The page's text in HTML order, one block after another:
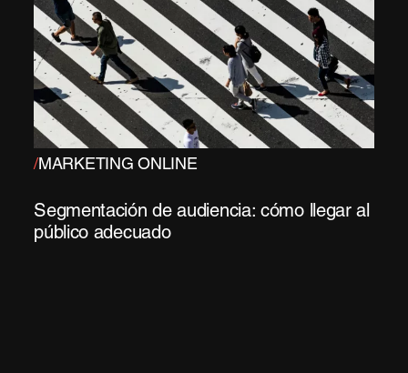
/MARKETING ONLINE
Segmentación de audiencia: cómo llegar al
público adecuado